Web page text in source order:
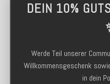
DEIN 10%
Werde Teil unserer
Willkommensgeschenk
in dein